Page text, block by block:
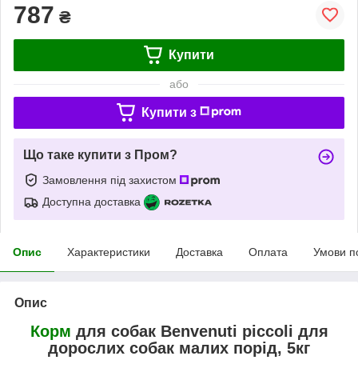
787 ₴
Купити
або
Купити з
Що таке купити з Пром?
Замовлення під захистом
Доступна доставка
Опис Характеристики Доставка Оплата Умови
Опис
Корм для собак Benvenuti piccoli для
дорослих собак малих порід, 5кг